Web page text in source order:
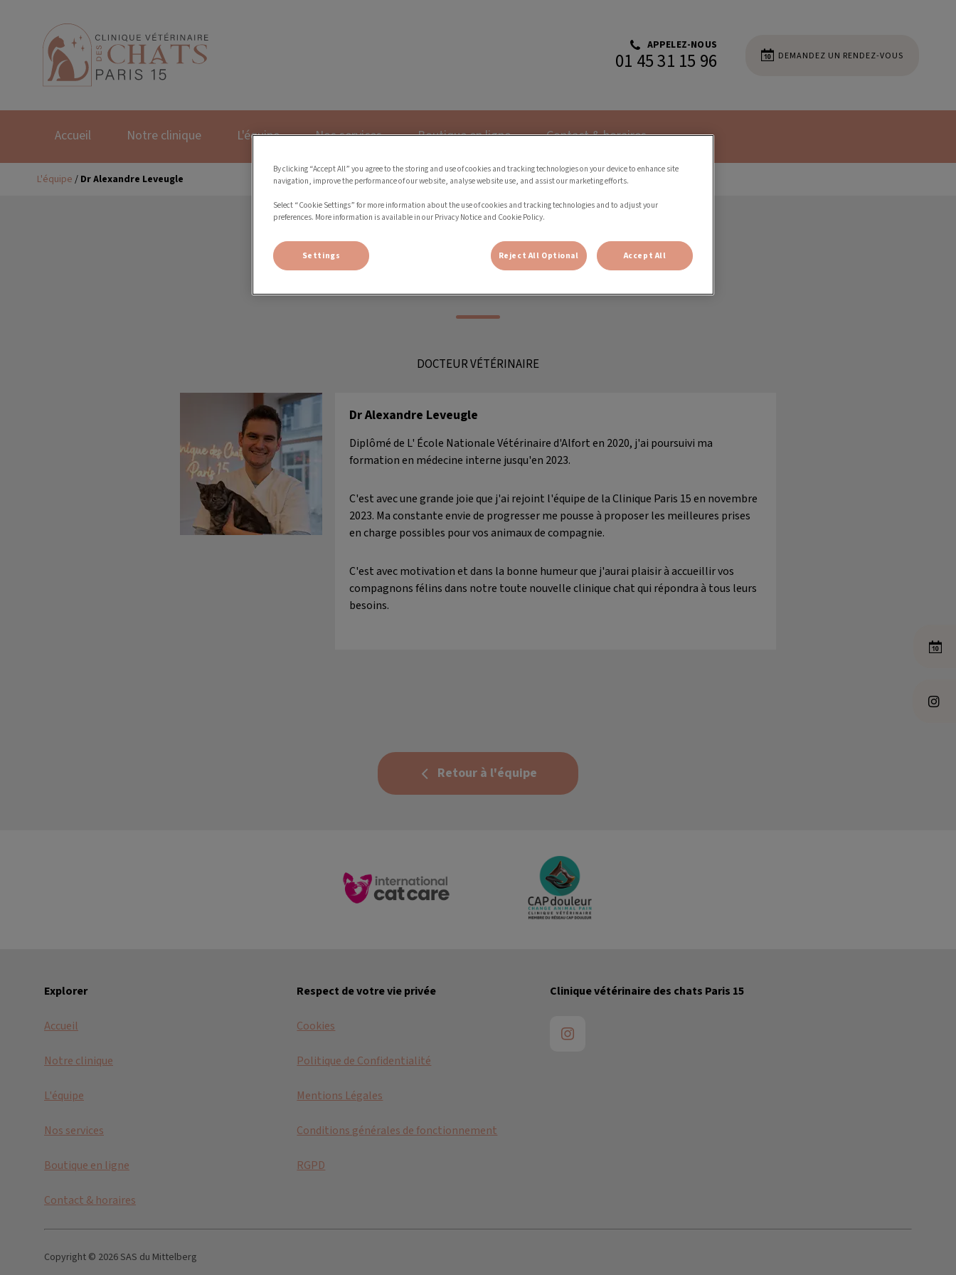
APPELEZ-NOUS
01 45 31 15 96 DEMANDEZ UN RENDEZ-VOUS
Accueil Notre clinique L'équipe Nos services Boutique en ligne Contact & horaires
L'équipe / Dr Alexandre Leveugle
DOCTEUR VÉTÉRINAIRE
Dr Alexandre Leveugle
Diplômé de L' École Nationale Vétérinaire d'Alfort en 2020, j'ai poursuivi ma
formation en médecine interne jusqu'en 2023.
C'est avec une grande joie que j'ai rejoint l'équipe de la Clinique Paris 15 en novembre
2023. Ma constante envie de progresser me pousse à proposer les meilleures prises
en charge possibles pour vos animaux de compagnie.
C'est avec motivation et dans la bonne humeur que j'aurai plaisir à accueillir vos
compagnons félins dans notre toute nouvelle clinique chat qui répondra à tous leurs
besoins.
Retour à l'équipe
Explorer
Accueil
Notre clinique
L'équipe
Nos services
Boutique en ligne
Contact & horaires
Respect de votre vie privée
Cookies
Politique de Confidentialité
Mentions Légales
Conditions générales de fonctionnement
RGPD
Clinique vétérinaire des chats Paris 15
Copyright © 2026 SAS du Mittelberg
By clicking “Accept All” you agree to the storing and use of cookies and tracking technologies on your device to enhance site
navigation, improve the performance of our website, analyse website use, and assist our marketing efforts.
Select “Cookie Settings” for more information about the use of cookies and tracking technologies and to adjust your
preferences. More information is available in our Privacy Notice and Cookie Policy.
Settings Reject All Optional Accept All